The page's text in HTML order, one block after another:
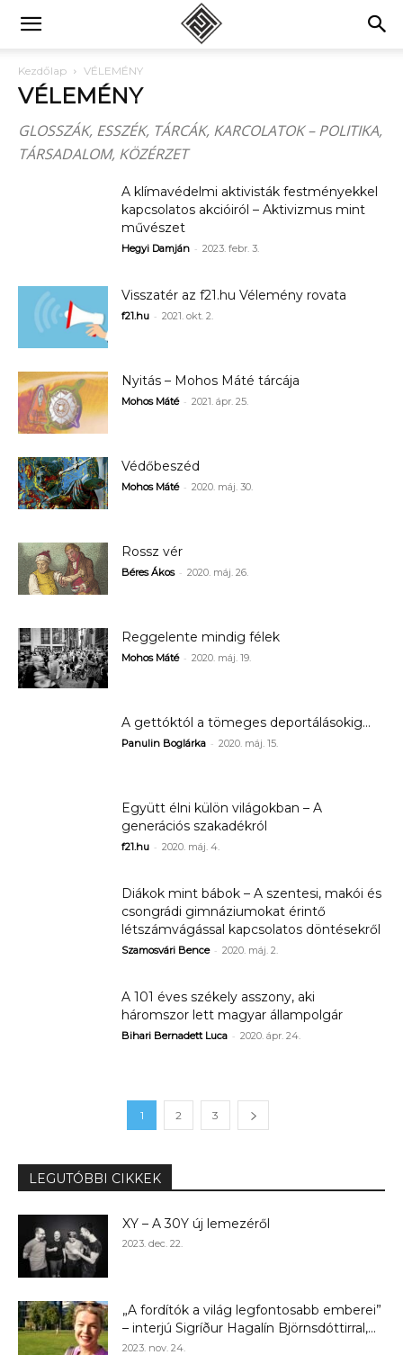
Kezdőlap VÉLEMÉNY
VÉLEMÉNY
GLOSSZÁK, ESSZÉK, TÁRCÁK, KARCOLATOK – POLITIKA,
TÁRSADALOM, KÖZÉRZET
A klímavédelmi aktivisták festményekkel
kapcsolatos akcióiról – Aktivizmus mint
művészet
Hegyi Damján - 2023. febr. 3.
Visszatér az f21.hu Vélemény rovata
f21.hu - 2021. okt. 2.
Nyitás – Mohos Máté tárcája
Mohos Máté - 2021. ápr. 25.
Védőbeszéd
Mohos Máté - 2020. máj. 30.
Rossz vér
Béres Ákos - 2020. máj. 26.
Reggelente mindig félek
Mohos Máté - 2020. máj. 19.
A gettóktól a tömeges deportálásokig…
Panulin Boglárka - 2020. máj. 15.
Együtt élni külön világokban – A
generációs szakadékról
f21.hu - 2020. máj. 4.
Diákok mint bábok – A szentesi, makói és
csongrádi gimnáziumokat érintő
létszámvágással kapcsolatos döntésekről
Szamosvári Bence - 2020. máj. 2.
A 101 éves székely asszony, aki
háromszor lett magyar állampolgár
Bihari Bernadett Luca - 2020. ápr. 24.
1 2 3
LEGUTÓBBI CIKKEK
XY – A 30Y új lemezéről
2023. dec. 22.
„A fordítók a világ legfontosabb emberei”
– interjú Sigríður Hagalín Björnsdóttirral,...
2023. nov. 24.